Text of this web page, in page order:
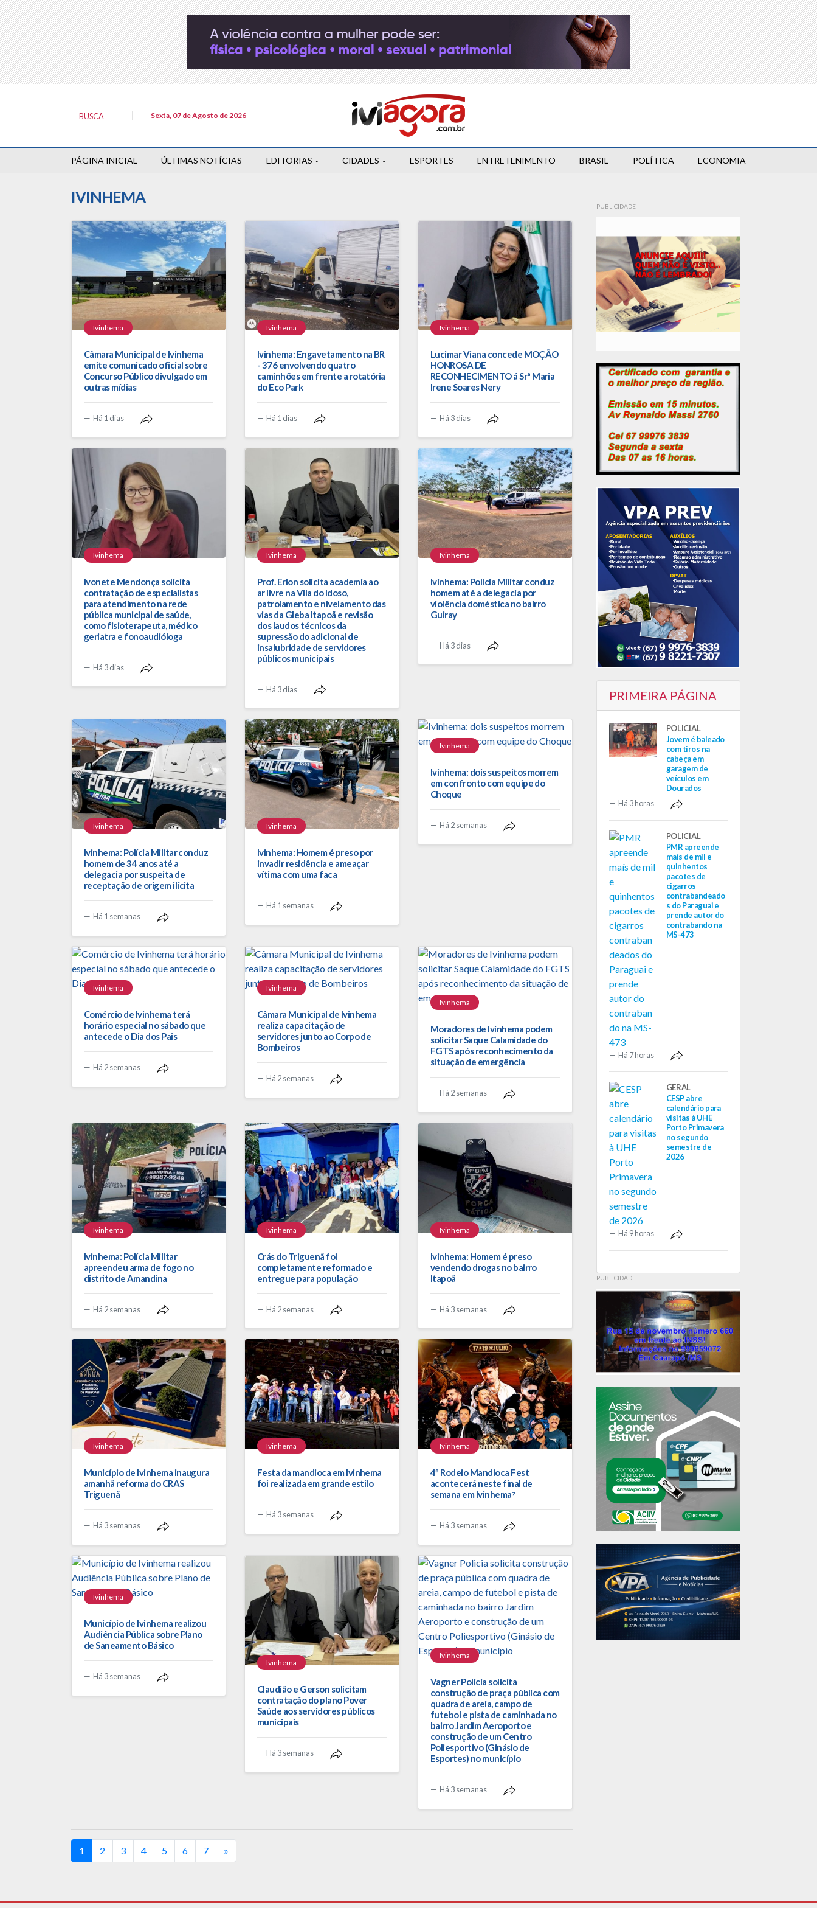
BUSCA Sexta, 07 de Agosto de 2026
PÁGINA INICIAL ÚLTIMAS NOTÍCIAS EDITORIAS CIDADES ESPORTES ENTRETENIMENTO BRASIL POLÍTICA ECONOMIA
IVINHEMA
Ivinhema
Câmara Municipal de Ivinhema
emite comunicado oficial sobre
Concurso Público divulgado em
outras mídias
Há 1 dias
Ivinhema
Ivinhema: Engavetamento na BR
- 376 envolvendo quatro
caminhões em frente a rotatória
do Eco Park
Há 1 dias
Ivinhema
Lucimar Viana concede MOÇÃO
HONROSA DE
RECONHECIMENTO á Srª Maria
Irene Soares Nery
Há 3 dias
Ivinhema
Ivonete Mendonça solicita
contratação de especialistas
para atendimento na rede
pública municipal de saúde,
como fisioterapeuta, médico
geriatra e fonoaudióloga
Há 3 dias
Ivinhema
Prof. Erlon solicita academia ao
ar livre na Vila do Idoso,
patrolamento e nivelamento das
vias da Gleba Itapoã e revisão
dos laudos técnicos da
supressão do adicional de
insalubridade de servidores
públicos municipais
Há 3 dias
Ivinhema
Ivinhema: Polícia Militar conduz
homem até a delegacia por
violência doméstica no bairro
Guiray
Há 3 dias
Ivinhema
Ivinhema: Polícia Militar conduz
homem de 34 anos até a
delegacia por suspeita de
receptação de origem ilícita
Há 1 semanas
Ivinhema
Ivinhema: Homem é preso por
invadir residência e ameaçar
vítima com uma faca
Há 1 semanas
Ivinhema
Ivinhema: dois suspeitos morrem
em confronto com equipe do
Choque
Há 2 semanas
Ivinhema
Comércio de Ivinhema terá
horário especial no sábado que
antecede o Dia dos Pais
Há 2 semanas
Ivinhema
Câmara Municipal de Ivinhema
realiza capacitação de
servidores junto ao Corpo de
Bombeiros
Há 2 semanas
Ivinhema
Moradores de Ivinhema podem
solicitar Saque Calamidade do
FGTS após reconhecimento da
situação de emergência
Há 2 semanas
Ivinhema
Ivinhema: Polícia Militar
apreendeu arma de fogo no
distrito de Amandina
Há 2 semanas
Ivinhema
Crás do Triguenã foi
completamente reformado e
entregue para população
Há 2 semanas
Ivinhema
Ivinhema: Homem é preso
vendendo drogas no bairro
Itapoã
Há 3 semanas
Ivinhema
Município de Ivinhema inaugura
amanhã reforma do CRAS
Triguenã
Há 3 semanas
Ivinhema
Festa da mandioca em Ivinhema
foi realizada em grande estilo
Há 3 semanas
Ivinhema
4º Rodeio Mandioca Fest
acontecerá neste final de
semana em Ivinhema⁷
Há 3 semanas
Ivinhema
Município de Ivinhema realizou
Audiência Pública sobre Plano
de Saneamento Básico
Há 3 semanas
Ivinhema
Claudião e Gerson solicitam
contratação do plano Pover
Saúde aos servidores públicos
municipais
Há 3 semanas
Ivinhema
Vagner Policia solicita
construção de praça pública com
quadra de areia, campo de
futebol e pista de caminhada no
bairro Jardim Aeroporto e
construção de um Centro
Poliesportivo (Ginásio de
Esportes) no município
Há 3 semanas
1 (current)
2 3 4 5 6 7 »
PUBLICIDADE
PRIMEIRA PÁGINA
POLICIAL
Jovem é baleado
com tiros na
cabeça em
garagem de
veículos em
Dourados
Há 3 horas
POLICIAL
PMR apreende
maís de mil e
quinhentos
pacotes de
cigarros
contrabandeado
s do Paraguai e
prende autor do
contrabando na
MS-473
Há 7 horas
GERAL
CESP abre
calendário para
visitas à UHE
Porto Primavera
no segundo
semestre de
2026
Há 9 horas
PUBLICIDADE